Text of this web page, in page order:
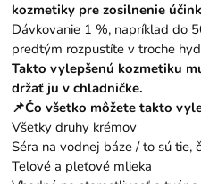
kozmetiky pre zosilnenie
Dávkovanie 1 %, napríklad do
predtým rozpustíte v troche
Takto vylepšenú kozmetiku
držať ju v chladničke.
📌Čo všetko môžete takto
Všetky druhy krémov
Séra na vodnej báze / to sú tie,
Telové a pleťové mlieka